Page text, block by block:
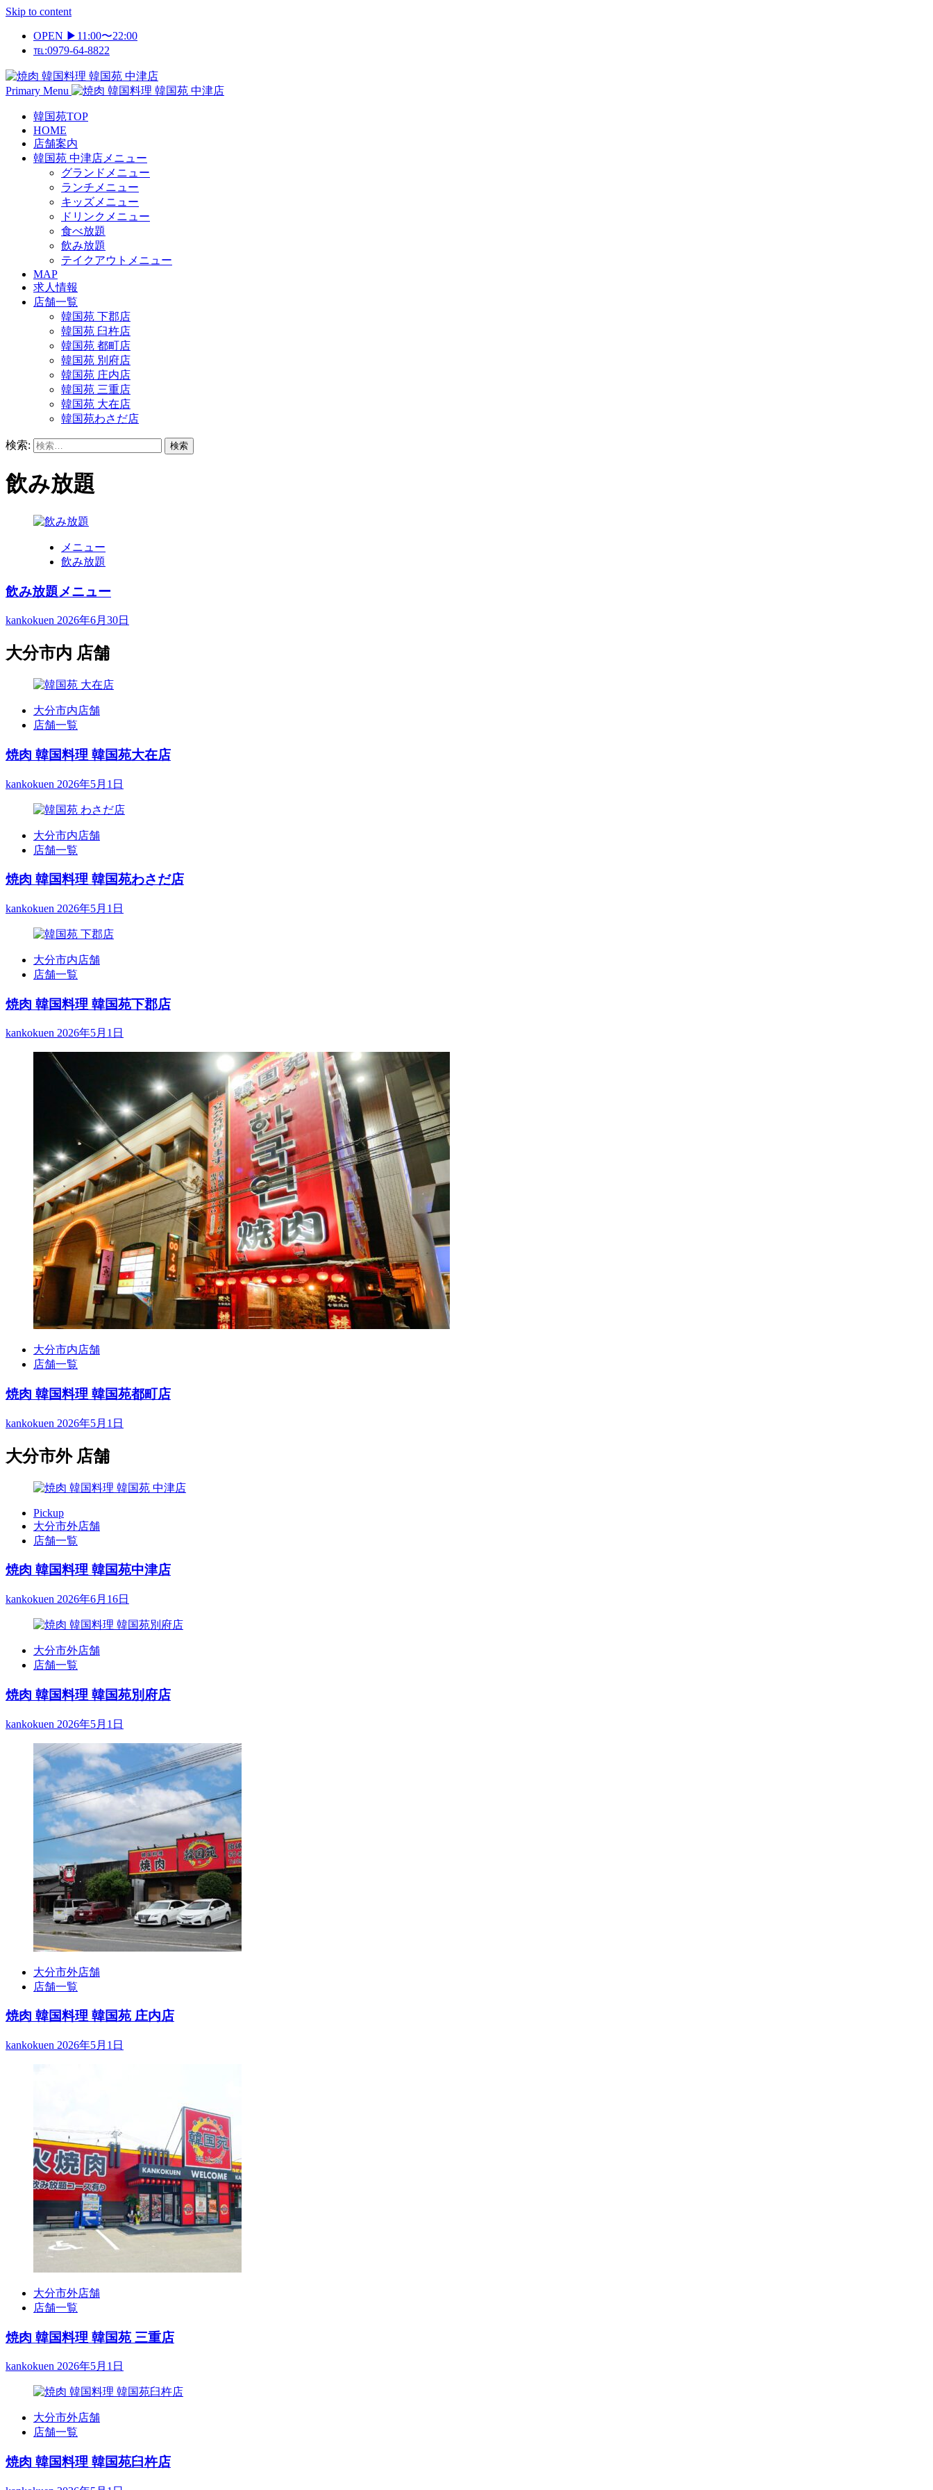
Skip to content
OPEN ▶11:00〜22:00
℡:0979-64-8822
Primary Menu
韓国苑TOP
HOME
店舗案内
韓国苑 中津店メニュー
グランドメニュー
ランチメニュー
キッズメニュー
ドリンクメニュー
食べ放題
飲み放題
テイクアウトメニュー
MAP
求人情報
店舗一覧
韓国苑 下郡店
韓国苑 臼杵店
韓国苑 都町店
韓国苑 別府店
韓国苑 庄内店
韓国苑 三重店
韓国苑 大在店
韓国苑わさだ店
検索:
飲み放題
メニュー
飲み放題
飲み放題メニュー
kankokuen 2026年6月30日
大分市内 店舗
大分市内店舗
店舗一覧
焼肉 韓国料理 韓国苑大在店
kankokuen 2026年5月1日
大分市内店舗
店舗一覧
焼肉 韓国料理 韓国苑わさだ店
kankokuen 2026年5月1日
大分市内店舗
店舗一覧
焼肉 韓国料理 韓国苑下郡店
kankokuen 2026年5月1日
大分市内店舗
店舗一覧
焼肉 韓国料理 韓国苑都町店
kankokuen 2026年5月1日
大分市外 店舗
Pickup
大分市外店舗
店舗一覧
焼肉 韓国料理 韓国苑中津店
kankokuen 2026年6月16日
大分市外店舗
店舗一覧
焼肉 韓国料理 韓国苑別府店
kankokuen 2026年5月1日
大分市外店舗
店舗一覧
焼肉 韓国料理 韓国苑 庄内店
kankokuen 2026年5月1日
大分市外店舗
店舗一覧
焼肉 韓国料理 韓国苑 三重店
kankokuen 2026年5月1日
大分市外店舗
店舗一覧
焼肉 韓国料理 韓国苑臼杵店